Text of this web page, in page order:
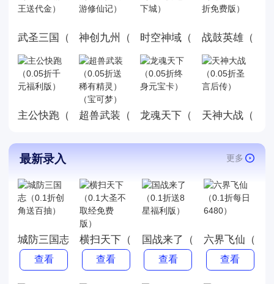
为了许多玩家的选择。
武圣三国（0.05小霸王送代金）
神创九州（0.05折西游修仙记）
时空神域（0.05折地下城）
战鼓英雄（龙
主公快跑（0.05折千元福利版）
超兽武装（0.05折送稀有精灵）（宝可梦
龙魂天下（0.05折终身元宝
天神大战（
最新录入 更多
城防三国志（0.1折创角送百抽）
查看
横扫天下（0.1大圣不取经免费版）
查看
国战来了（0.1折送8星福利
查看
六界飞仙（0.1
查看